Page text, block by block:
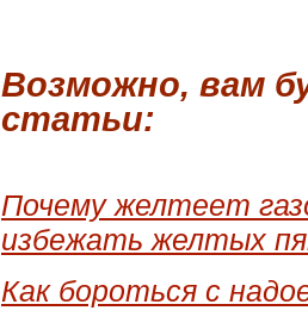
Возможно, вам
статьи:
Почему желтеет
избежать желтых
Как бороться с